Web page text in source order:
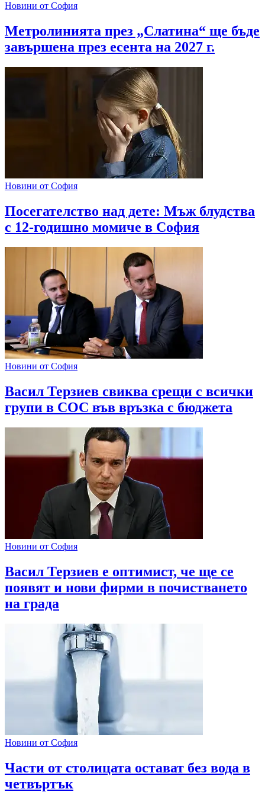
Новини от София
Метролинията през „Слатина“ ще бъде
завършена през есента на 2027 г.
Новини от София
Посегателство над дете: Мъж блудства
с 12-годишно момиче в София
Новини от София
Васил Терзиев свиква срещи с всички
групи в СОС във връзка с бюджета
Новини от София
Васил Терзиев е оптимист, че ще се
появят и нови фирми в почистването
на града
Новини от София
Части от столицата остават без вода в
четвъртък